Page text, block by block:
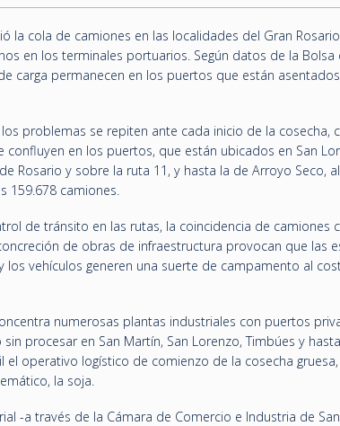
la cola de camiones en las localidades del Gran
en los terminales portuarios. Según datos de la Bolsa
carga permanecen en los puertos que están
problemas se repiten ante cada inicio de la cosecha,
en los puertos, que están ubicados en San
Rosario y sobre la ruta 11, y hasta la de Arroyo Seco,
159.678 camiones.
de tránsito en las rutas, la coincidencia de camiones
de obras de infraestructura provocan que las
vehículos generen una suerte de campamento al
numerosas plantas industriales con puertos
procesar en San Martín, San Lorenzo, Timbúes y
el operativo logístico de comienzo de la cosecha gruesa,
la soja.
-a través de la Cámara de Comercio e Industria de San